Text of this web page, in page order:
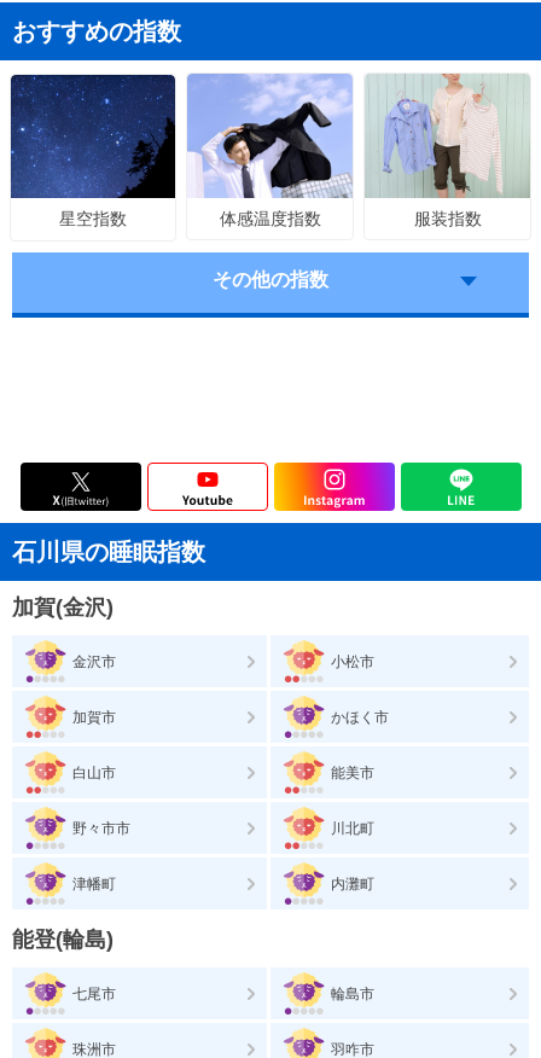
おすすめの指数
星空指数 体感温度指数 服装指数
その他の指数
石川県の睡眠指数
加賀(金沢)
金沢市 小松市
加賀市 かほく市
白山市 能美市
野々市市 川北町
津幡町 内灘町
能登(輪島)
七尾市 輪島市
珠洲市 羽咋市